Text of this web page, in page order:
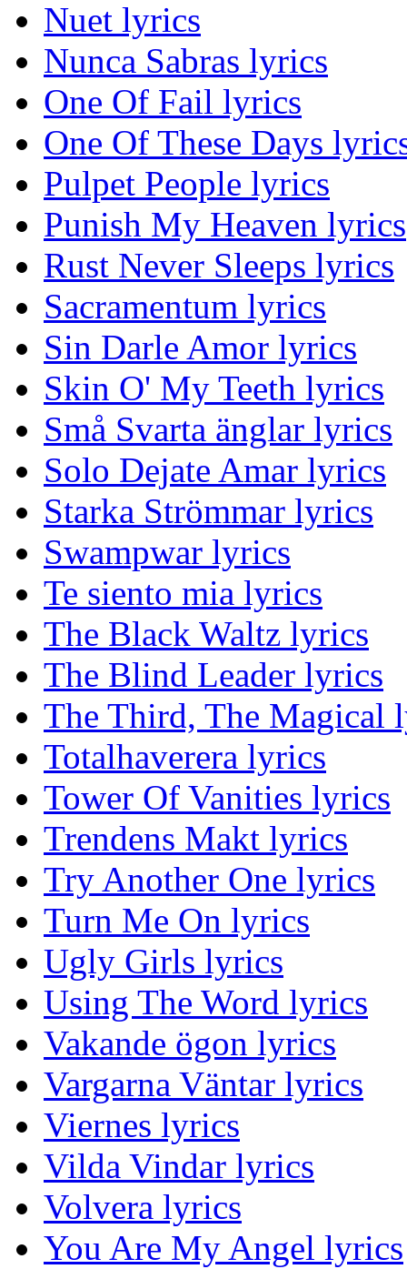
Nuet lyrics
Nunca Sabras lyrics
One Of Fail lyrics
One Of These Days
Pulpet People lyrics
Punish My Heaven lyrics
Rust Never Sleeps lyrics
Sacramentum lyrics
Sin Darle Amor lyrics
Skin O' My Teeth lyrics
Små Svarta änglar lyrics
Solo Dejate Amar lyrics
Starka Strömmar lyrics
Swampwar lyrics
Te siento mia lyrics
The Black Waltz lyrics
The Blind Leader lyrics
The Third, The Magical
Totalhaverera lyrics
Tower Of Vanities lyrics
Trendens Makt lyrics
Try Another One lyrics
Turn Me On lyrics
Ugly Girls lyrics
Using The Word lyrics
Vakande ögon lyrics
Vargarna Väntar lyrics
Viernes lyrics
Vilda Vindar lyrics
Volvera lyrics
You Are My Angel lyrics